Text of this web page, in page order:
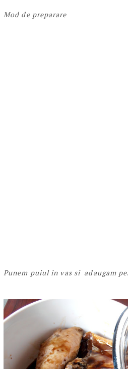
Mod de preparare
Punem puiul in vas si adaugam